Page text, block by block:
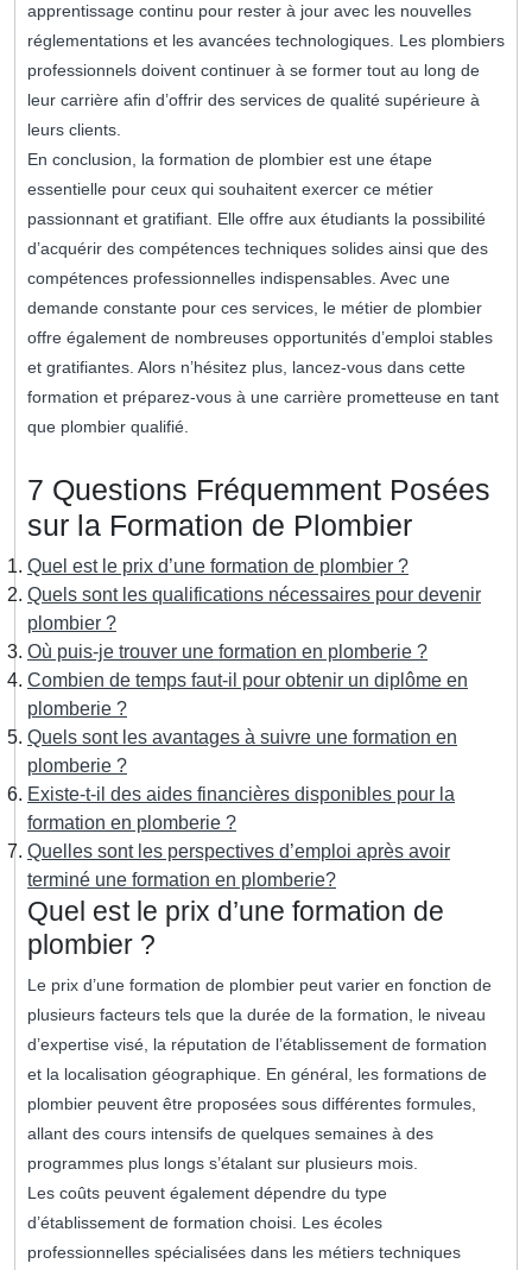
apprentissage continu pour rester à jour avec les nouvelles
réglementations et les avancées technologiques. Les plombiers
professionnels doivent continuer à se former tout au long de
leur carrière afin d’offrir des services de qualité supérieure à
leurs clients.
En conclusion, la formation de plombier est une étape
essentielle pour ceux qui souhaitent exercer ce métier
passionnant et gratifiant. Elle offre aux étudiants la possibilité
d’acquérir des compétences techniques solides ainsi que des
compétences professionnelles indispensables. Avec une
demande constante pour ces services, le métier de plombier
offre également de nombreuses opportunités d’emploi stables
et gratifiantes. Alors n’hésitez plus, lancez-vous dans cette
formation et préparez-vous à une carrière prometteuse en tant
que plombier qualifié.
7 Questions Fréquemment Posées
sur la Formation de Plombier
Quel est le prix d’une formation de plombier ?
Quels sont les qualifications nécessaires pour devenir
plombier ?
Où puis-je trouver une formation en plomberie ?
Combien de temps faut-il pour obtenir un diplôme en
plomberie ?
Quels sont les avantages à suivre une formation en
plomberie ?
Existe-t-il des aides financières disponibles pour la
formation en plomberie ?
Quelles sont les perspectives d’emploi après avoir
terminé une formation en plomberie?
Quel est le prix d’une formation de
plombier ?
Le prix d’une formation de plombier peut varier en fonction de
plusieurs facteurs tels que la durée de la formation, le niveau
d’expertise visé, la réputation de l’établissement de formation
et la localisation géographique. En général, les formations de
plombier peuvent être proposées sous différentes formules,
allant des cours intensifs de quelques semaines à des
programmes plus longs s’étalant sur plusieurs mois.
Les coûts peuvent également dépendre du type
d’établissement de formation choisi. Les écoles
professionnelles spécialisées dans les métiers techniques